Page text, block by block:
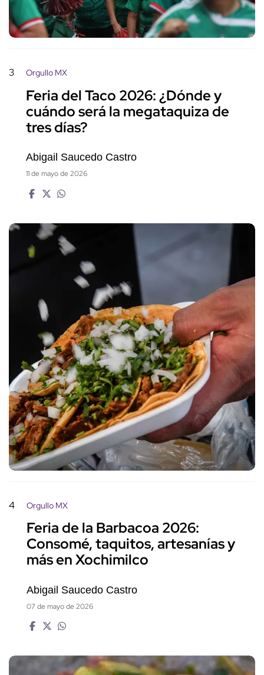
3 Orgullo MX
Feria del Taco 2026: ¿Dónde y
cuándo será la megataquiza de
tres días?
Abigail Saucedo Castro
11 de mayo de 2026
4 Orgullo MX
Feria de la Barbacoa 2026:
Consomé, taquitos, artesanías y
más en Xochimilco
Abigail Saucedo Castro
07 de mayo de 2026